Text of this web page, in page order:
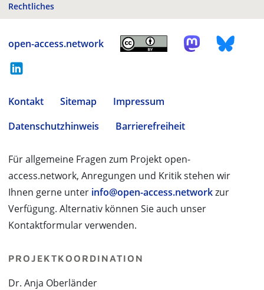
Rechtliches
open-access.network
Kontakt Sitemap
Impressum
Datenschutzhinweis
Barrierefreiheit
Für allgemeine Fragen zum Projekt open-
access.network, Anregungen und Kritik stehen wir
Ihnen gerne unter info@open-access.networkzur
Verfügung. Alternativ können Sie auch unser
Kontaktformular verwenden.
PROJEKTKOORDINATION
Dr. Anja Oberländer